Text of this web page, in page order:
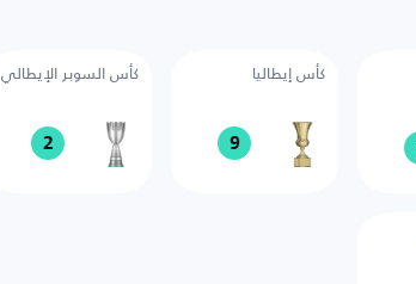
كأس إيطاليا
9
كأس السوبر الإيطالي
2